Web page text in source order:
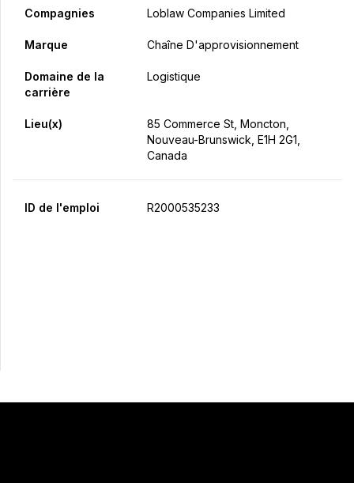
Compagnies Loblaw Companies Limited
Marque Chaîne D'approvisionnement
Domaine de la
carrière
Logistique
Lieu(x)
85 Commerce St, Moncton,
Nouveau-Brunswick, E1H 2G1,
Canada
ID de l'emploi R2000535233